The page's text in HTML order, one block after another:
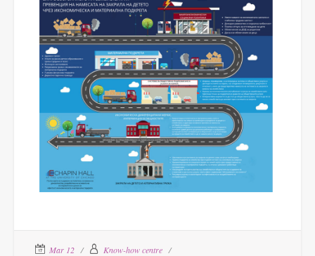
Mar 12
Know-how centre